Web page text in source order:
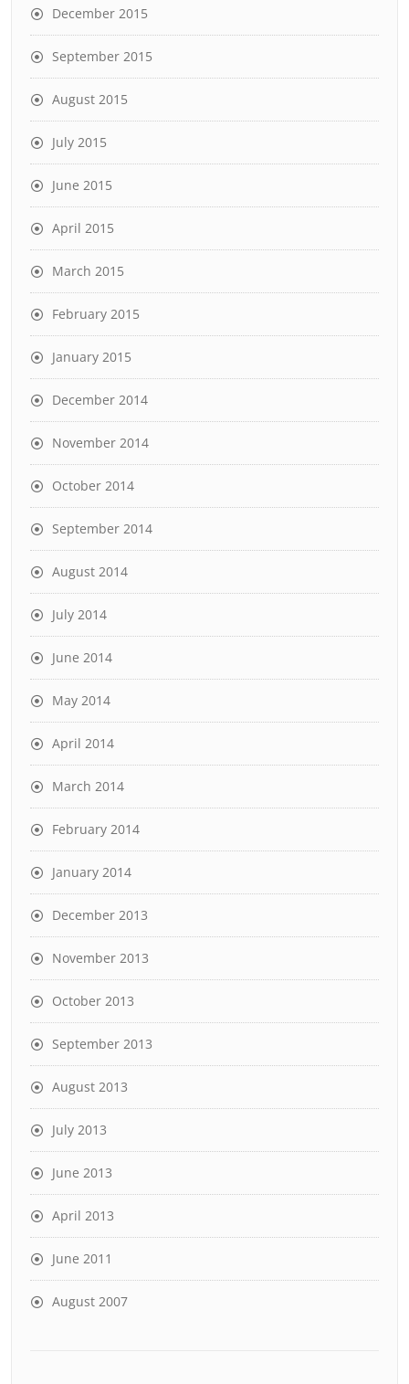
December 2015
September 2015
August 2015
July 2015
June 2015
April 2015
March 2015
February 2015
January 2015
December 2014
November 2014
October 2014
September 2014
August 2014
July 2014
June 2014
May 2014
April 2014
March 2014
February 2014
January 2014
December 2013
November 2013
October 2013
September 2013
August 2013
July 2013
June 2013
April 2013
June 2011
August 2007